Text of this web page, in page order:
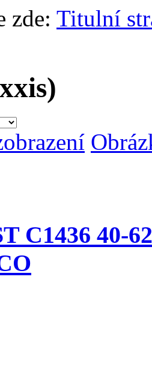
zde: Titulní
C1436 40-